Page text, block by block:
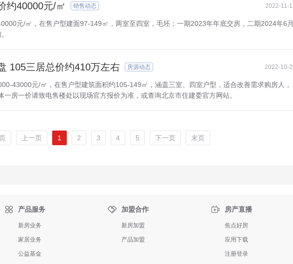
约40000元/㎡ 销售动态 2022-11-
元/㎡，在售户型建面97-149㎡，两室至四室，毛坯；一期2023年年底交房，二期2024年6月
105三居总价约410万左右 房源动态 2022-10-
43000元/㎡，在售户型建筑面积约105-149㎡，涵盖三室、四室户型，适合改善需求购房人，
房一价请致电售楼处以现场官方报价为准，或查询北京市住建委官方网站。
上一页 1 2 3 4 5 下一页 末页
 产品服务
新房业务
家居业务
公益基金
 加盟合作
新房加盟
产品加盟
 房产直播
焦点好房
应用下载
注册登录